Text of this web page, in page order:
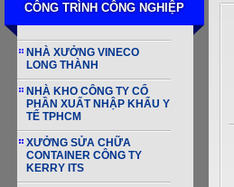
CÔNG TRÌNH CÔNG NGHIỆP
NHÀ XƯỞNG VINECO
LONG THÀNH
NHÀ KHO CÔNG TY CỔ
PHẦN XUẤT NHẬP KHẨU Y
TẾ TPHCM
XƯỞNG SỬA CHỮA
CONTAINER CÔNG TY
KERRY ITS